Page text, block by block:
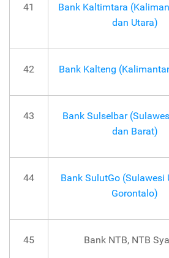
41
Bank Kaltimtara
dan Utara)
42 Bank Kalteng
43
Bank Sulselbar
dan Barat)
44
Bank SulutGo (Sulawesi
Gorontalo)
45 Bank NTB, NTB